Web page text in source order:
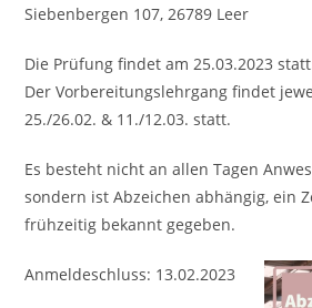
Siebenbergen 107, 26789 Leer
Die Prüfung findet am 25.03.2023
Der Vorbereitungslehrgang findet
25./26.02. & 11./12.03. statt.
Es besteht nicht an allen Tagen
sondern ist Abzeichen abhängig, ein
frühzeitig bekannt gegeben.
Anmeldeschluss: 13.02.2023